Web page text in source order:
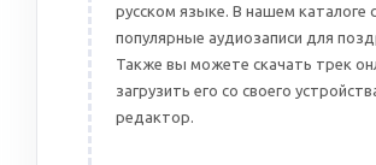
русском языке. В нашем каталоге
популярные аудиозаписи для
Также вы можете скачать трек
загрузить его со своего
редактор.